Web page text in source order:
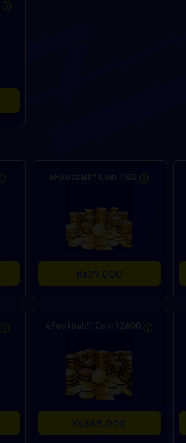
eFootball™ Coin 1103
Ks37,000
eFootball™ Coin 12600
Ks365,000